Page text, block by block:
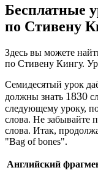
Бесплатные
по Стивену
Здесь вы можете
по Стивену Кингу.
Семидесятый урок
должны знать 1830
следующему уроку,
слова. Не забывайте
слова. Итак,
"Bag of bones".
Английский